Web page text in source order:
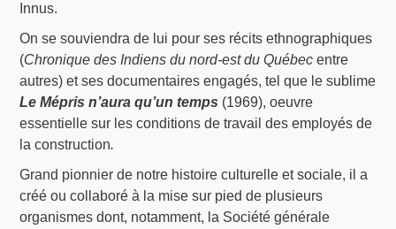
Innus.
On se souviendra de lui pour ses récits ethnographiques
(Chronique des Indiens du nord-est du Québec entre
autres) et ses documentaires engagés, tel que le sublime
Le Mépris n’aura qu’un temps (1969), oeuvre
essentielle sur les conditions de travail des employés de
la construction.
Grand pionnier de notre histoire culturelle et sociale, il a
créé ou collaboré à la mise sur pied de plusieurs
organismes dont, notamment, la Société générale